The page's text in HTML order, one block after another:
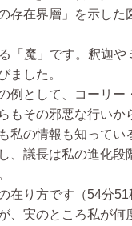
存在界層」を示した
「魔」です。釈迦や
ました。
例として、コーリー
その邪悪な行いか
の情報も知ってい
、議長は私の進化段
在り方です（54分51
、実のところ私が何